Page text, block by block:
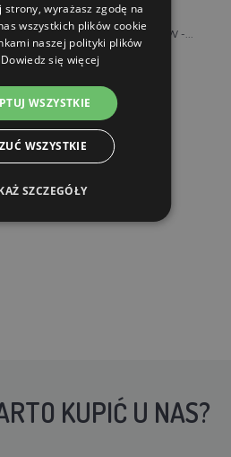
MILL ET 20 litrów, 0,75 kW -...
zl
W MAGAZYNIE
KUPIĆ U NAS?
strony, wyrażasz zgodę na
wszystkich plików cookie
naszej polityki plików
Dowiedz się więcej
WSZYSTKIE
WSZYSTKIE
SZCZEGÓŁY